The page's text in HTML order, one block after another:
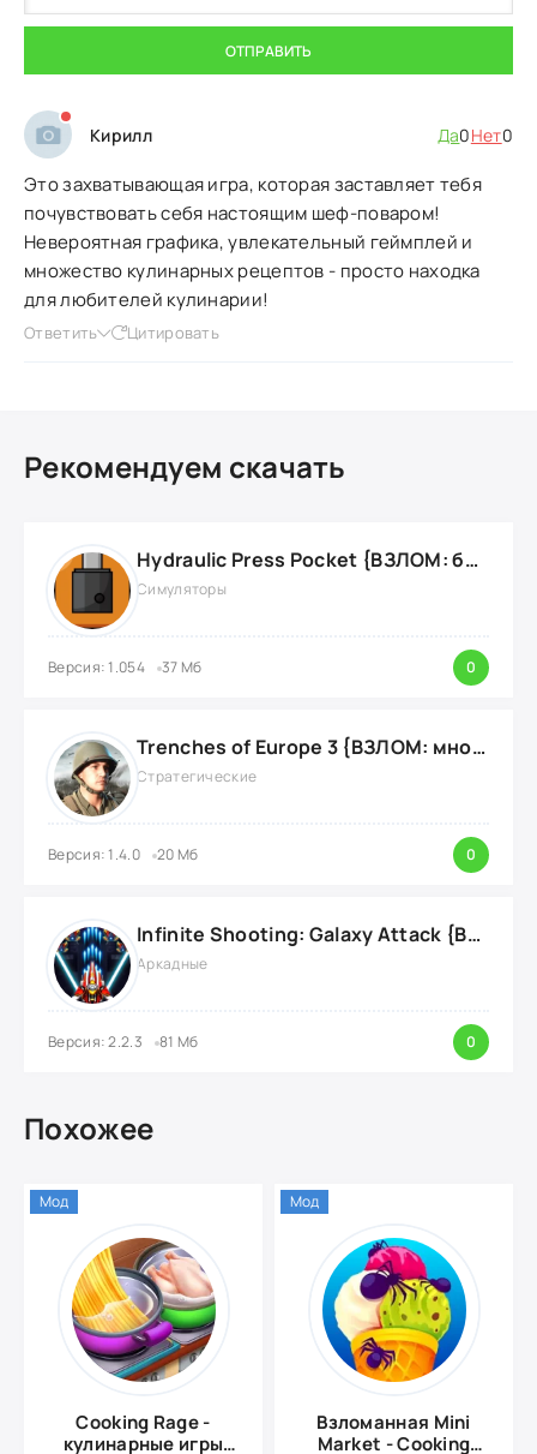
ОТПРАВИТЬ
Кирилл Да0Нет0
Это захватывающая игра, которая заставляет тебя
почувствовать себя настоящим шеф-поваром!
Невероятная графика, увлекательный геймплей и
множество кулинарных рецептов - просто находка
для любителей кулинарии!
Ответить Цитировать
Рекомендуем скачать
Hydraulic Press Pocket {ВЗЛОМ: бесконечные деньги}
Симуляторы
Версия: 1.054 37 Мб 0
Trenches of Europe 3 {ВЗЛОМ: много денег}
Стратегические
Версия: 1.4.0 20 Мб 0
Infinite Shooting: Galaxy Attack {ВЗЛОМ: Бесплатные Покупки}
Аркадные
Версия: 2.2.3 81 Мб 0
Похожее
Cooking Rage -
кулинарные игры
Мод
Взломанная Mini
Market - Сooking
Мод